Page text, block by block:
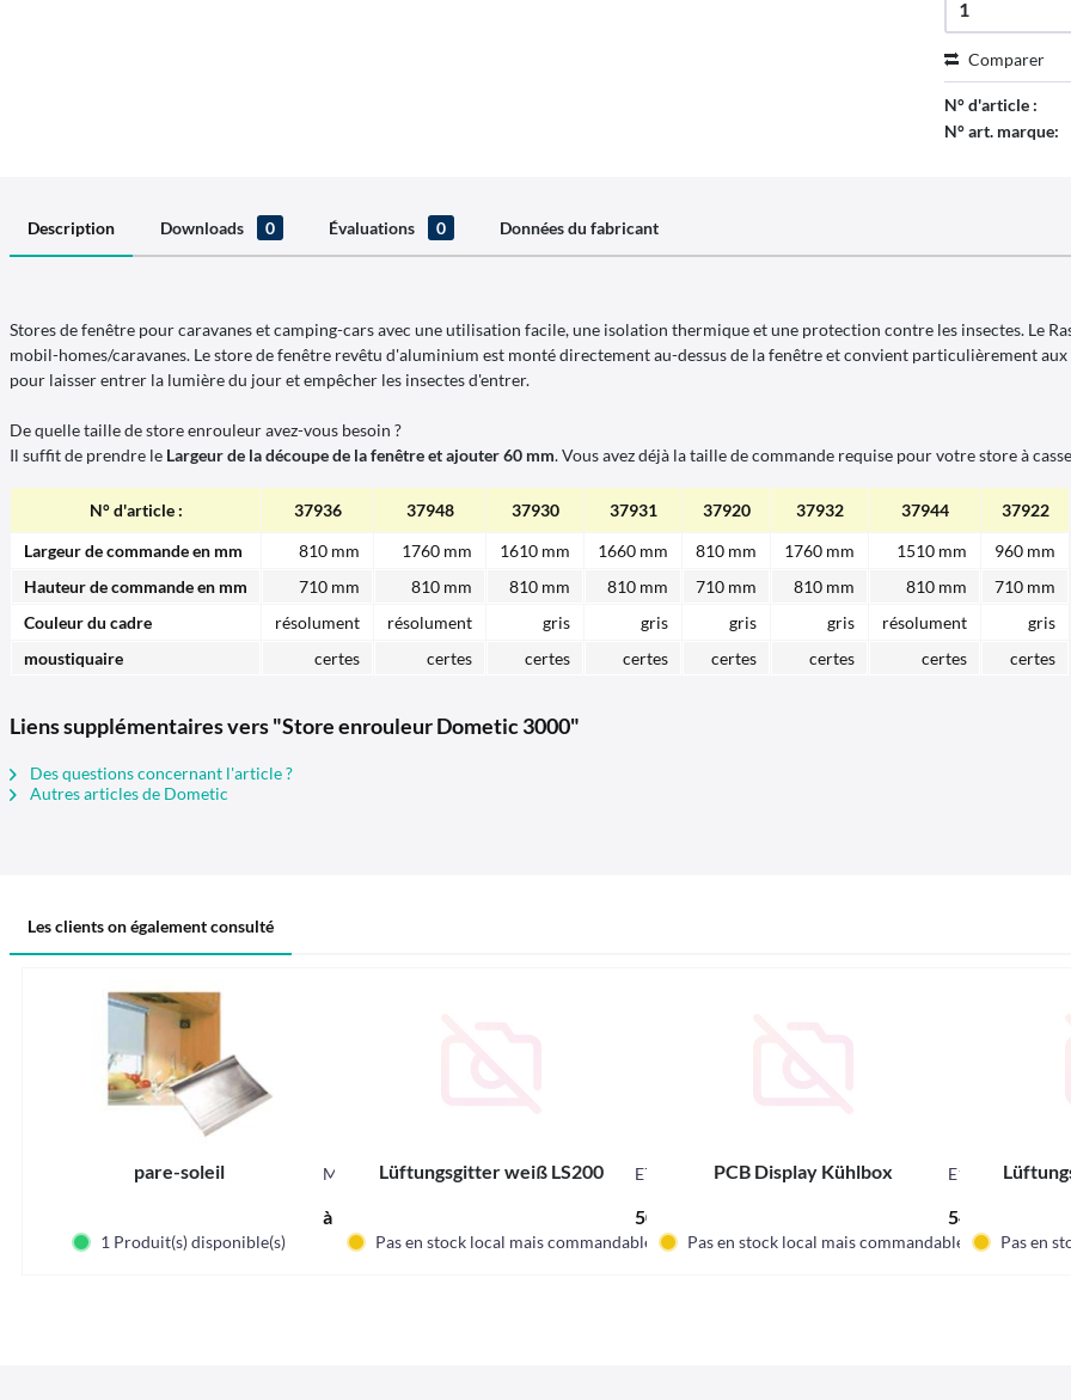
Comparer
N° d'article :
N° art. marque:
Description Downloads 0 Évaluations 0 Données du fabricant
Stores de fenêtre pour caravanes et camping-cars avec une utilisation facile, une isolation thermique et une protection contre les insectes. Le
mobil-homes/caravanes. Le store de fenêtre revêtu d'aluminium est monté directement au-dessus de la fenêtre et convient particulièrement
pour laisser entrer la lumière du jour et empêcher les insectes d'entrer.
De quelle taille de store enrouleur avez-vous besoin ?
Il suffit de prendre le Largeur de la découpe de la fenêtre et ajouter 60 mm. Vous avez déjà la taille de commande requise pour votre store à
N° d'article : 37936 37948 37930 37931 37920 37932 37944
37922
Largeur de commande en mm
810 mm 1760 mm 1610 mm 1660 mm 810 mm 1760 mm 1510 mm
960 mm
Hauteur de commande en mm
710 mm 810 mm 810 mm 810 mm 710 mm 810 mm 810 mm
710 mm
Couleur du cadre
résolument résolument gris gris gris gris résolument
gris
moustiquaire
certes certes certes certes certes certes certes certes
Liens supplémentaires vers "Store enrouleur Dometic 3000"
Des questions concernant l'article ?
Autres articles de Dometic
Les clients on également consulté
pare-soleil M36870
à partir de 46,70 € *
1 Produit(s) disponible(s)
Lüftungsgitter weiß LS200 E7027
50,20 € *
Pas en stock local mais commandable.
PCB Display Kühlbox E13633
54,62 € *
Pas en stock local mais commandable. Pas en